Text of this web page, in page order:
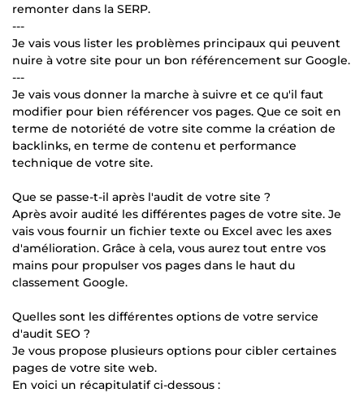
remonter dans la SERP.
---
Je vais vous lister les problèmes principaux qui peuvent
nuire à votre site pour un bon référencement sur Google.
---
Je vais vous donner la marche à suivre et ce qu'il faut
modifier pour bien référencer vos pages. Que ce soit en
terme de notoriété de votre site comme la création de
backlinks, en terme de contenu et performance
technique de votre site.
Que se passe-t-il après l'audit de votre site ?
Après avoir audité les différentes pages de votre site. Je
vais vous fournir un fichier texte ou Excel avec les axes
d'amélioration. Grâce à cela, vous aurez tout entre vos
mains pour propulser vos pages dans le haut du
classement Google.
Quelles sont les différentes options de votre service
d'audit SEO ?
Je vous propose plusieurs options pour cibler certaines
pages de votre site web.
En voici un récapitulatif ci-dessous :